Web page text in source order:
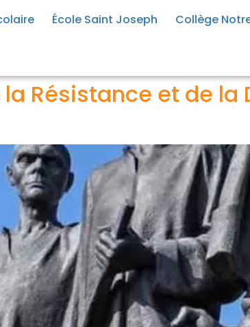
École Saint Joseph Collège
Résistance et de la